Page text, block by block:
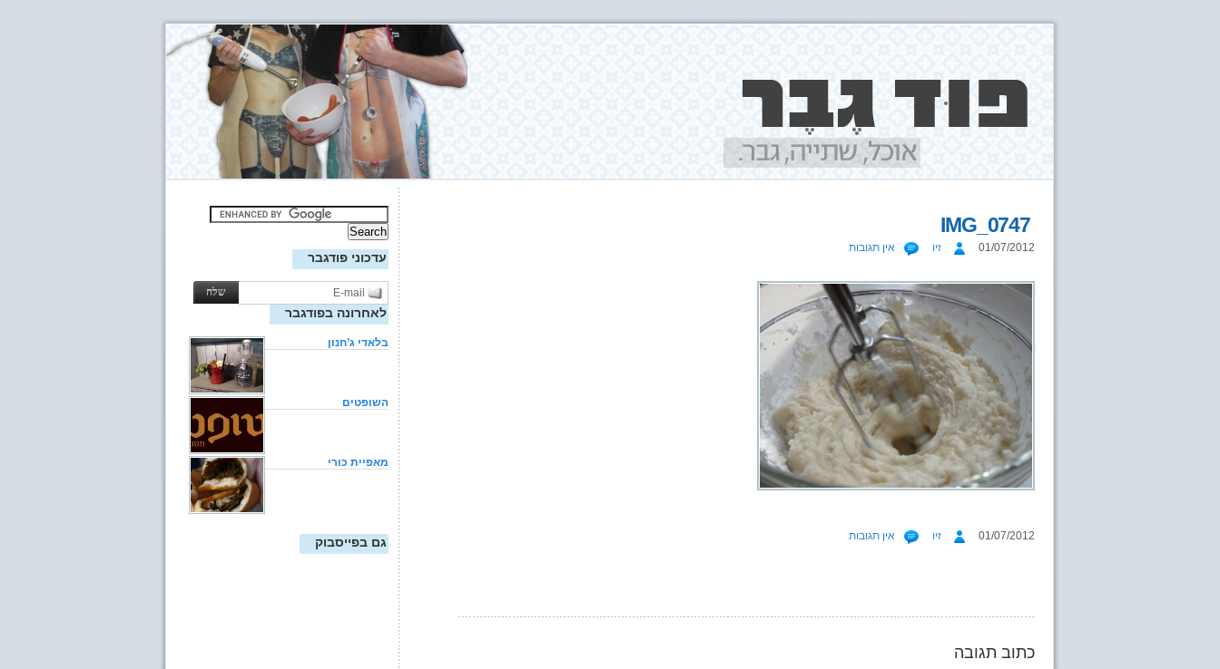
IMG_0747
01/07/2012 זיו אין תגובות
01/07/2012 זיו אין תגובות
כתוב תגובה
עדכוני פודגבר
לאחרונה בפודגבר
בלאדי ג’חנון
השופטים
מאפיית כורי
גם בפייסבוק